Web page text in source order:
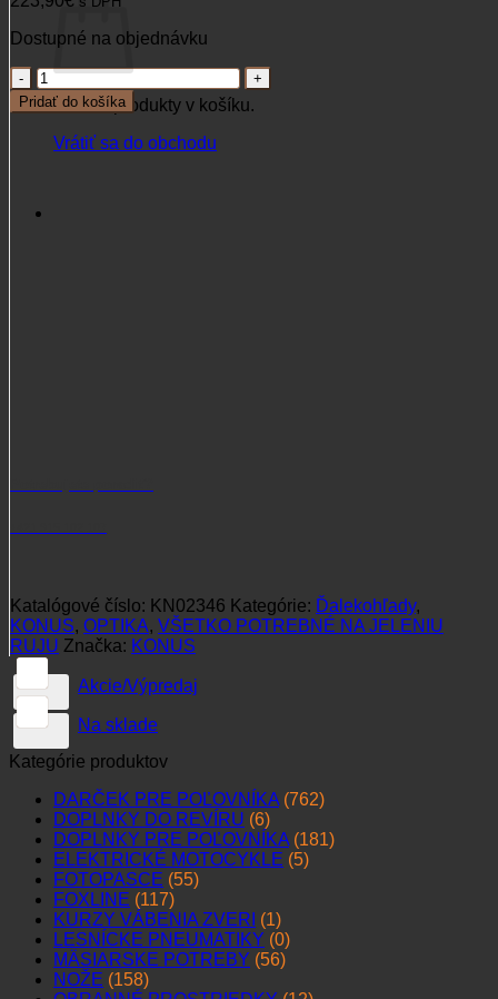
Katalógové číslo:KN02346 Kategórie:
KONUS,OPTIKA,VŠETKO POTREBNÉ NA JELENIU
RUJU Značka:KONUS
OBRANNÉ PROSTRIEDKY
PODLOŽKY POD TROFEJ (47)
POĽOVNÍCKA OBUV (71)
POĽOVNÍCKA SVAČINKA
POĽOVNÍCKE OBLEČENIE
POĽOVNÍCKE PNEUMATIKY
POĽOVNÍCKE ŠPERKY A DOPLNKY
PRÍSLUŠENSTVO PRE LOV
PRÍSLUŠENSTVO PRE ZBRAŇ
SVIETIDLÁ PRE POĽOVNÍKA (78)
Termovízne drony (6)
VÁBNIČKY NA ZVER (85)
VNADIDLÁ NA ZVER (23)
VŠETKO NA SPOLOČNÉ POĽOVAČKY
VŠETKO POTREBNÉ NA JELENIU RUJU
VŠETKO PRE LOV SRNCA
VŠETKO PRE PSA (118)
VYHRIEVANÉ OBLEČENIE A DOPLNKY
VÝPREDAJ (36)
ZBRANE A STRELIVO (244)